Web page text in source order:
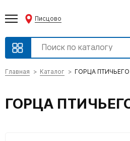
Писцово
Главная Каталог ГОРЦА ПТИЧЬЕГО
ГОРЦА